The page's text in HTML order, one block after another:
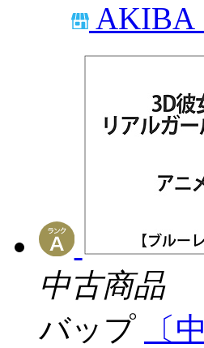
AKIBA
中古商品
バップ
〔